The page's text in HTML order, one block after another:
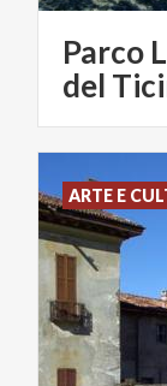
Parco
del
ARTE E